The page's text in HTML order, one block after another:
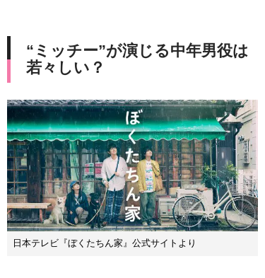
“ミッチー”が演じる中年男役は
若々しい？
日本テレビ『ぼくたちん家』公式サイトより